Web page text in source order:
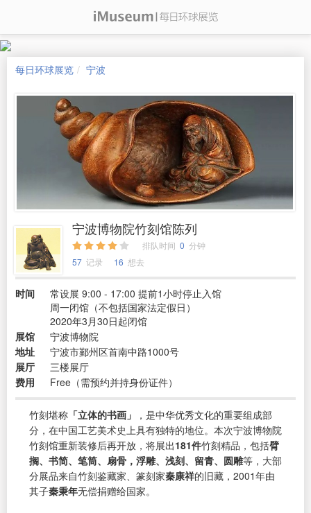
每日环球展览 宁波
宁波博物院竹刻馆陈列
排队时间 0 分钟
57 记录 16 想去
时间
常设展 9:00 - 17:00 提前1小时停止入馆
周一闭馆（不包括国家法定假日）
2020年3月30日起闭馆
展馆
宁波博物院
地址
宁波市鄞州区首南中路1000号
展厅
三楼展厅
费用
Free（需预约并持身份证件）
竹刻堪称 「立体的书画」
，是中华优秀文化的重要组成部
分，在中国工艺美术史上具有独特的地位。本次宁波博物院
竹刻馆重新装修后再开放，将展出181件竹刻精品，包括臂
搁、书简、笔筒、扇骨，浮雕、浅刻、留青、圆雕等，大部
分展品来自竹刻鉴藏家、篆刻家秦康祥的旧藏，2001年由
其子秦秉年无偿捐赠给国家。